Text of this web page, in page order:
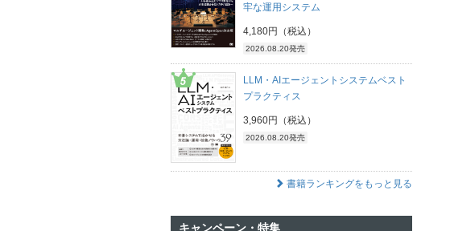
牢な運用システム
4,180円（税込）
2026.08.20発売
LLM・AIエージェントシステムベスト
プラクティス
3,960円（税込）
2026.08.20発売
書籍ランキングをもっと見る
キャンペーン・特集